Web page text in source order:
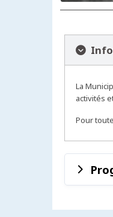
La
activités
Pour